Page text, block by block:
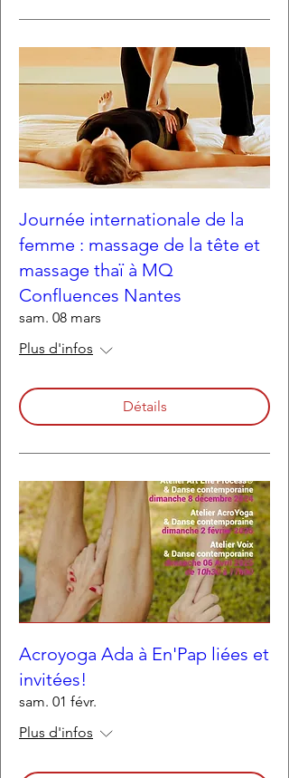
Journée internationale de la
femme : massage de la tête et
massage thaï à MQ
Confluences Nantes
sam. 08 mars
Plus d'infos
Détails
Acroyoga Ada à En'Pap liées et
invitées!
sam. 01 févr.
Plus d'infos